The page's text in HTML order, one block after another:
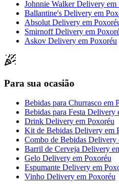
Johnnie Walker Delivery em
Ballantine's Delivery em
Absolut Delivery em
Smirnoff Delivery em
Askov Delivery em Poxoréu
Para sua ocasião
Bebidas para Churrasco em
Bebidas para Festa Delivery
Drink Delivery em Poxoréu
Kit de Bebidas Delivery em
Combo de Bebidas Delivery
Barril de Cerveja Delivery
Gelo Delivery em Poxoréu
Espumante Delivery em
Vinho Delivery em Poxoréu